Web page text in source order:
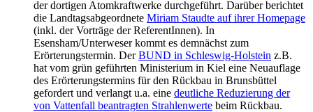
der dortigen Atomkraftwerke durchgeführt. Darüber berichtet
die Landtagsabgeordnete Miriam Staudte auf ihrer Homepage
(inkl. der Vorträge der ReferentInnen). In
Esensham/Unterweser kommt es demnächst zum
Erörterungstermin. DerBUND in Schleswig-Holstein z.B.
hat vom grün geführten Ministerium in Kiel eine Neuauflage
des Erörterungstermins für den Rückbau in Brunsbüttel
gefordert und verlangt u.a. eine deutliche Reduzierung der
von Vattenfall beantragten Strahlenwerte beim Rückbau.